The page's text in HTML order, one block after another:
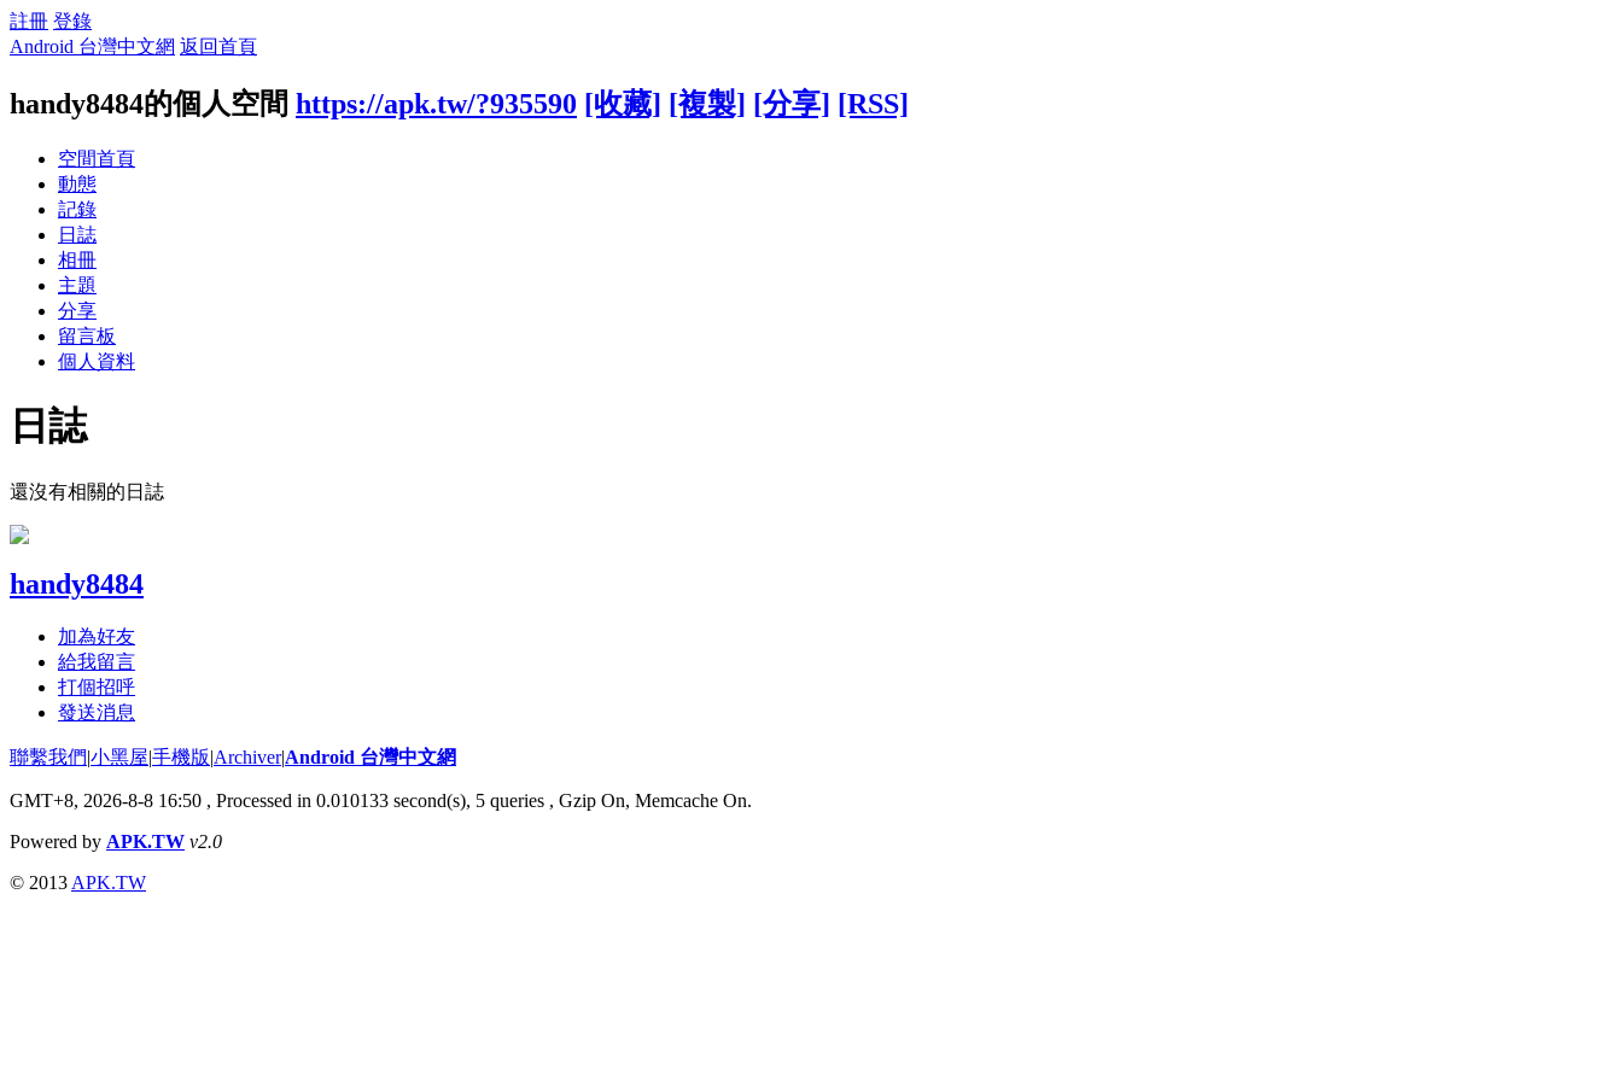
註冊 登錄
Android 台灣中文網 返回首頁
handy8484的個人空間 https://apk.tw/?935590 [收藏] [複製] [分享] [RSS]
空間首頁
動態
記錄
日誌
相冊
主題
分享
留言板
個人資料
日誌
還沒有相關的日誌
handy8484
加為好友
給我留言
打個招呼
發送消息
聯繫我們|小黑屋|手機版|Archiver|Android 台灣中文網
GMT+8, 2026-8-8 16:50 , Processed in 0.010133 second(s), 5 queries , Gzip On, Memcache On.
Powered by APK.TW v2.0
© 2013 APK.TW